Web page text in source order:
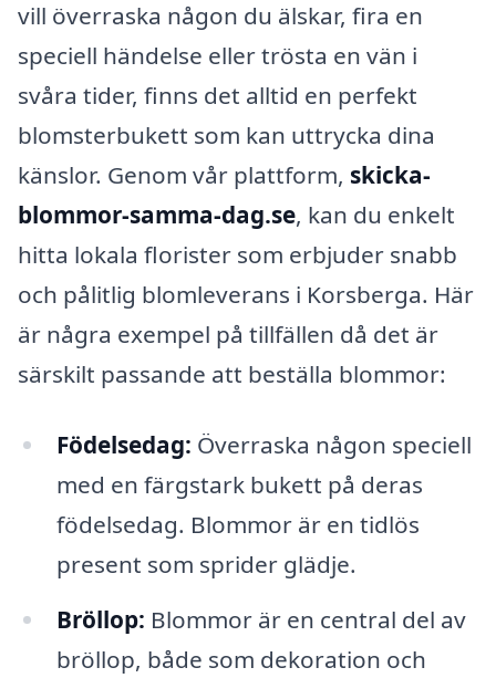
vill överraska någon du älskar, fira en
speciell händelse eller trösta en vän i
svåra tider, finns det alltid en perfekt
blomsterbukett som kan uttrycka dina
känslor. Genom vår plattform, skicka-
blommor-samma-dag.se, kan du enkelt
hitta lokala florister som erbjuder snabb
och pålitlig blomleverans i Korsberga. Här
är några exempel på tillfällen då det är
särskilt passande att beställa blommor:
Födelsedag: Överraska någon speciell
med en färgstark bukett på deras
födelsedag. Blommor är en tidlös
present som sprider glädje.
Bröllop: Blommor är en central del av
bröllop, både som dekoration och